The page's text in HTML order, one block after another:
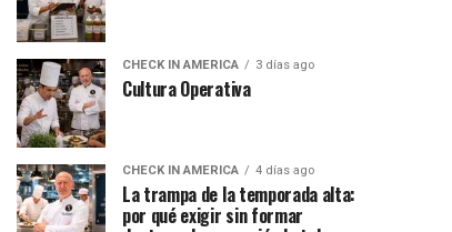
CHECK IN AMERICA 3 días ago
Cultura Operativa
CHECK IN AMERICA 4 días ago
La trampa de la temporada alta:
por qué exigir sin formar